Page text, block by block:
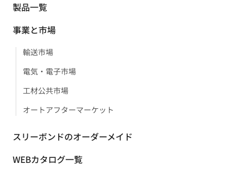
製品一覧
事業と市場
輸送市場
電気・電子市場
工材公共市場
オートアフターマーケット
スリーボンドのオーダーメイド
WEBカタログ一覧